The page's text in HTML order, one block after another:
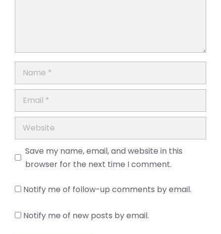
Name
Email
Website
Save my name, email, and website in this
browser for the next time I comment.
Notify me of follow-up comments by email.
Notify me of new posts by email.